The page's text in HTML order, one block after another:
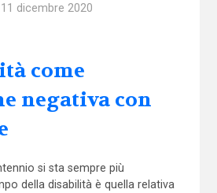
11 dicembre 2020
come
negativa con
si sta sempre più
della disabilità è quella relativa